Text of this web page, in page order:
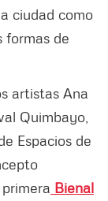
ciudad como
formas de
artistas Ana
Quimbayo,
Espacios de
Bienal